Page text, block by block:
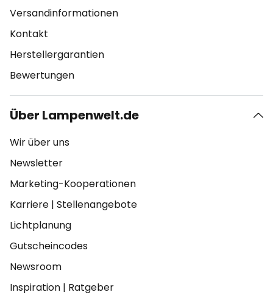
Versandinformationen
Kontakt
Herstellergarantien
Bewertungen
Über Lampenwelt.de
Wir über uns
Newsletter
Marketing-Kooperationen
Karriere | Stellenangebote
Lichtplanung
Gutscheincodes
Newsroom
Inspiration | Ratgeber